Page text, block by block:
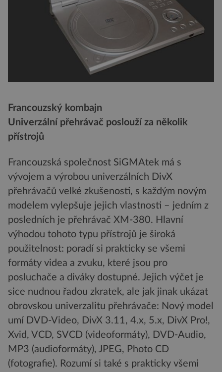
Francouzský kombajn
Univerzální přehrávač poslouží za několik
přístrojů
Francouzská společnost SiGMAtek má s
vývojem a výrobou univerzálních DivX
přehrávačů velké zkušenosti, s každým novým
modelem vylepšuje jejich vlastnosti – jedním z
posledních je přehrávač XM-380. Hlavní
výhodou tohoto typu přístrojů je široká
použitelnost: poradí si prakticky se všemi
formáty videa a zvuku, které jsou pro
posluchače a diváky dostupné. Jejich výčet je
sice nudnou řadou zkratek, ale jak jinak ukázat
obrovskou univerzalitu přehrávače: Nový model
umí DVD-Video, DivX 3.11, 4.x, 5.x, DivX Pro!,
Xvid, VCD, SVCD (videoformáty), DVD-Audio,
MP3 (audioformáty), JPEG, Photo CD
(fotografie). Rozumí si také s prakticky všemi